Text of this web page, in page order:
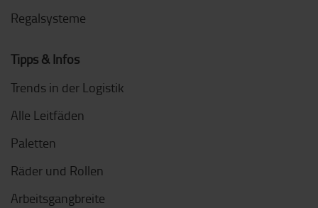
Regalsysteme
Tipps & Infos
Trends in der Logistik
Alle Leitfäden
Paletten
Räder und Rollen
Arbeitsgangbreite